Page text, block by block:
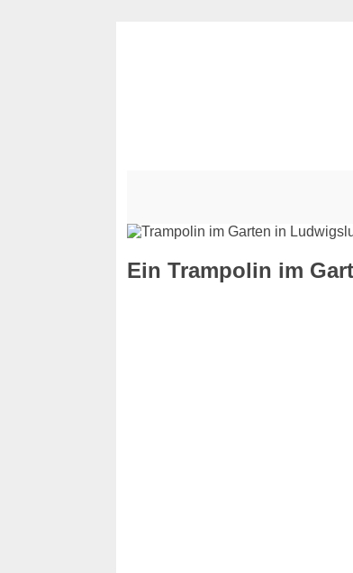
Ein Trampolin im